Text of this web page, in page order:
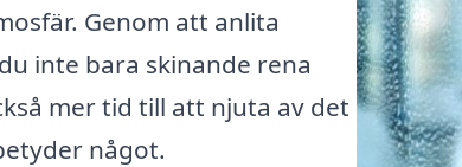
Genom att anlita
inte bara skinande rena
mer tid till att njuta av det
något.